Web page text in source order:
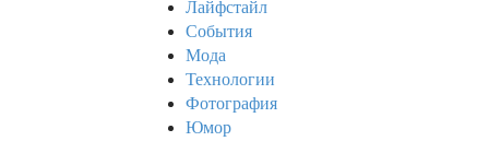
Лайфстайл
События
Мода
Технологии
Фотография
Юмор